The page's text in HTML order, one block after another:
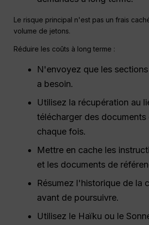
Le risque principal n'est pas un frais
volume de jetons.
Réduire les coûts à long terme :
N'envoyez que les
a besoin.
Utilisez la récupération au
télécharger des documents
chaque fois.
Mettre en cache les
et les documents de
Résumez l'historique de la
avant de poursuivre.
Utilisez le Haïku ou le